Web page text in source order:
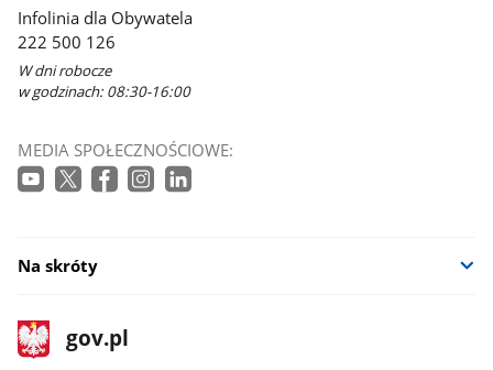
Infolinia dla Obywatela
222 500 126
W dni robocze
w godzinach: 08:30-16:00
MEDIA SPOŁECZNOŚCIOWE:
Na skróty
stopka
gov.pl
Strona
gov.pl